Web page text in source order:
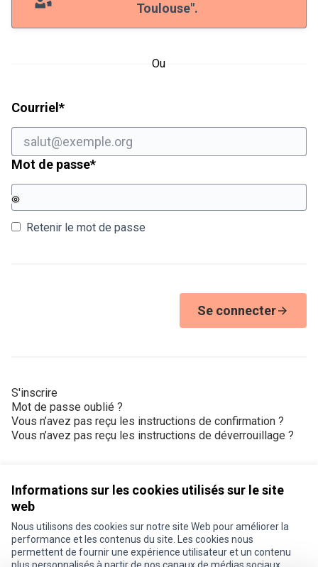
Informations sur les cookies utilisés sur le site
web
Nous utilisons des cookies sur notre site Web pour améliorer la
performance et les contenus du site. Les cookies nous
permettent de fournir une expérience utilisateur et un contenu
Toulouse".
Ou
Courriel *Champ obligatoire
Mot de passe*Champ obligatoire
Retenir le mot de passe
Se connecter
S'inscrire
Mot de passe oublié ?
Vous n’avez pas reçu les instructions de confirmation ?
Vous n’avez pas reçu les instructions de déverrouillage ?
Conditions d'utilisation
Paramètres des cookies
Je participe ! sur X
Je participe ! sur Facebook
Je participe ! sur Instagram